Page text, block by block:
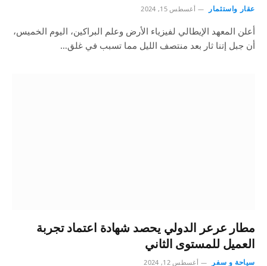
عقار واستثمار أغسطس 15, 2024
أعلن المعهد الإيطالي لفيزياء الأرض وعلم البراكين، اليوم الخميس،
أن جبل إتنا ثار بعد منتصف الليل مما تسبب في غلق…
مطار عرعر الدولي يحصد شهادة اعتماد تجربة
العميل للمستوى الثاني
سياحة و سفر أغسطس 12, 2024